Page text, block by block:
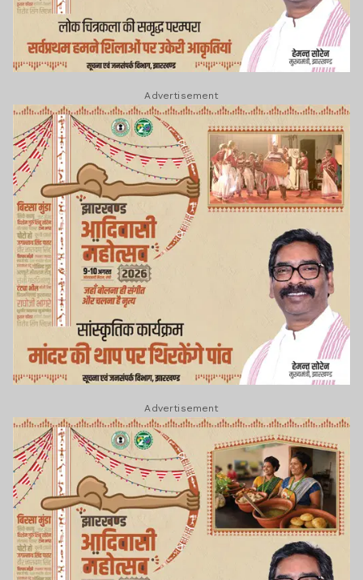
Advertisement
Advertisement